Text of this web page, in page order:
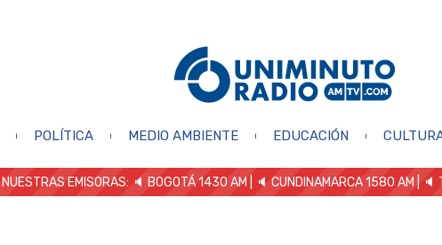
POLÍTICA MEDIO AMBIENTE EDUCACIÓN
EMISORAS: 🔈 BOGOTÁ 1430 AM | 🔈 CUNDINAMARCA 1580 AM | 🔈